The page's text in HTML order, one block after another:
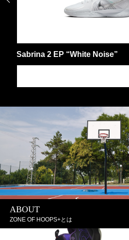
Ja 2 “Purple Sky” EP
ABOUT
ZONE OF HOOPS+とは